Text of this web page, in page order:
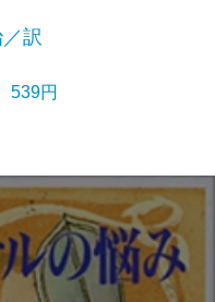
訳
539円